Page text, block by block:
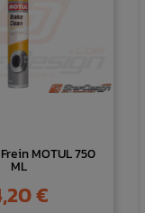
MOTUL 750
ML
€